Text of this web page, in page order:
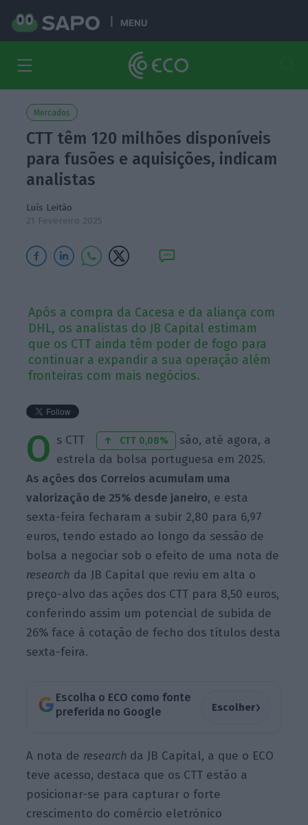
MENU
Mercados
CTT têm 120 milhões disponíveis
para fusões e aquisições, indicam
analistas
Luís Leitão
21 Fevereiro 2025
Após a compra da Cacesa e da aliança com
DHL, os analistas do JB Capital estimam
que os CTT ainda têm poder de fogo para
continuar a expandir a sua operação além
fronteiras com mais negócios.
O s CTT CTT 0,08%
são, até agora, a
estrela da bolsa portuguesa em 2025.
As ações dos Correios acumulam uma
valorização de 25% desde janeiro, e esta
sexta-feira fecharam a subir 2,80 para 6,97
euros, tendo estado ao longo da sessão de
bolsa a negociar sob o efeito de uma nota de
research da JB Capital que reviu em alta o
preço-alvo das ações dos CTT para 8,50 euros,
conferindo assim um potencial de subida de
26% face à cotação de fecho dos títulos desta
sexta-feira.
Escolha o ECO como fonte
preferida no Google
Escolher›
A nota de research da JB Capital, a que o ECO
teve acesso, destaca que os CTT estão a
posicionar-se para capturar o forte
crescimento do comércio eletrónico